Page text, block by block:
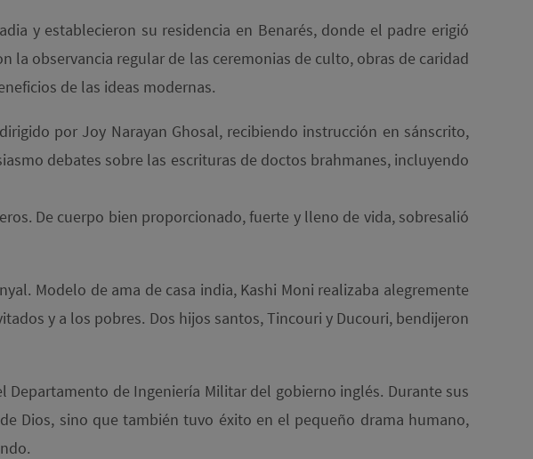
y establecieron su residencia en Benarés, donde el padre erigió
la observancia regular de las ceremonias de culto, obras de caridad
de las ideas modernas.
por Joy Narayan Ghosal, recibiendo instrucción en sánscrito,
debates sobre las escrituras de doctos brahmanes, incluyendo
De cuerpo bien proporcionado, fuerte y lleno de vida, sobresalió
Modelo de ama de casa india, Kashi Moni realizaba alegremente
y a los pobres. Dos hijos santos, Tincouri y Ducouri, bendijeron
Departamento de Ingeniería Militar del gobierno inglés. Durante sus
Dios, sino que también tuvo éxito en el pequeño drama humano,